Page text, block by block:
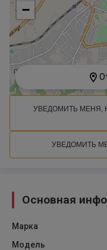
−
УВЕДОМИТЬ МЕНЯ,
УВЕДОМИТЬ
Основная
Марка
Модель